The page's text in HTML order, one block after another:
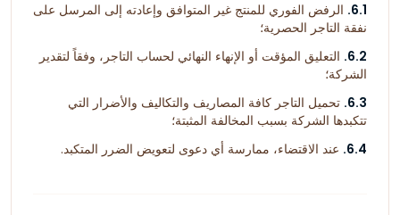
6.1. الرفض الفوري للمنتج غير المتوافق وإعادته إلى المرسل على
نفقة التاجر الحصرية؛
6.2. التعليق المؤقت أو الإنهاء النهائي لحساب التاجر، وفقاً لتقدير
الشركة؛
6.3. تحميل التاجر كافة المصاريف والتكاليف والأضرار التي
تتكبدها الشركة بسبب المخالفة المثبتة؛
6.4. عند الاقتضاء، ممارسة أي دعوى لتعويض الضرر المتكبد.